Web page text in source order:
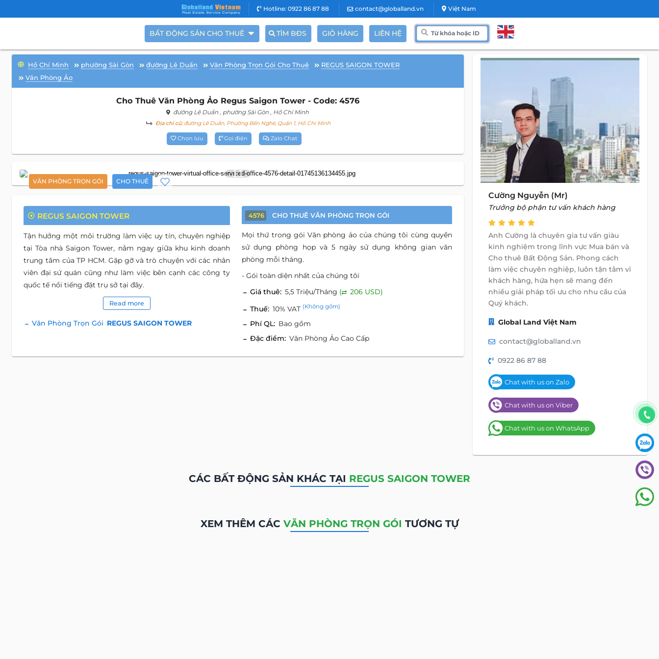
Hotline: 0922 86 87 88 contact@globalland.vn Việt Nam
BẤT ĐỘNG SẢN CHO THUÊ TÌM BĐS GIỎ HÀNG LIÊN HỆ
Hồ Chí Minh phường Sài Gòn đường Lê Duẩn Văn Phòng Trọn Gói Cho Thuê
REGUS SAIGON TOWER
Văn Phòng Ảo
Cho Thuê Văn Phòng Ảo Regus Saigon Tower - Code: 4576
đường Lê Duẩn , phường Sài Gòn , Hồ Chí Minh
Địa chỉ cũ:đường Lê Duẩn, Phường Bến Nghé, Quận 1, Hồ Chí Minh
Chọn lưu Gọi điện Zalo Chat
VĂN PHÒNG TRỌN GÓI CHO THUÊ
11
REGUS SAIGON TOWER
Tận hưởng một môi trường làm việc uy tín, chuyên nghiệp
tại Tòa nhà Saigon Tower, nằm ngay giữa khu kinh doanh
trung tâm của TP HCM. Gặp gỡ và trò chuyện với các nhân
viên đại sứ quán cũng như làm việc bên cạnh các công ty
quốc tế nổi tiếng đặt trụ sở tại đây.
Read more
Văn Phòng Trọn Gói REGUS SAIGON TOWER
4576 CHO THUÊ VĂN PHÒNG TRỌN GÓI
Mọi thứ trong gói Văn phòng ảo của chúng tôi cùng quyền
sử dụng phòng họp và 5 ngày sử dụng không gian văn
phòng mỗi tháng.
- Gói toàn diện nhất của chúng tôi
Giá thuê: 5,5 Triệu/Tháng (
206 USD)
Thuế: 10% VAT (Không gồm)
Phí QL: Bao gồm
Đặc điểm: Văn Phòng Ảo Cao Cấp
Vị Trí Bất Động Sản
Cường Nguyễn (Mr)
Trưởng bộ phận tư vấn khách hàng
Anh Cường là chuyên gia tư vấn giàu
kinh nghiệm trong lĩnh vực Mua bán và
Cho thuê Bất Động Sản. Phong cách
làm việc chuyên nghiệp, luôn tận tâm vì
khách hàng, hứa hẹn sẽ mang đến
nhiều giải pháp tối ưu cho nhu cầu của
Quý khách.
Global Land Việt Nam
contact@globalland.vn
0922 86 87 88
Chat with us on Zalo
Chat with us on Viber
Chat with us on WhatsApp
GỬI YÊU CẦU